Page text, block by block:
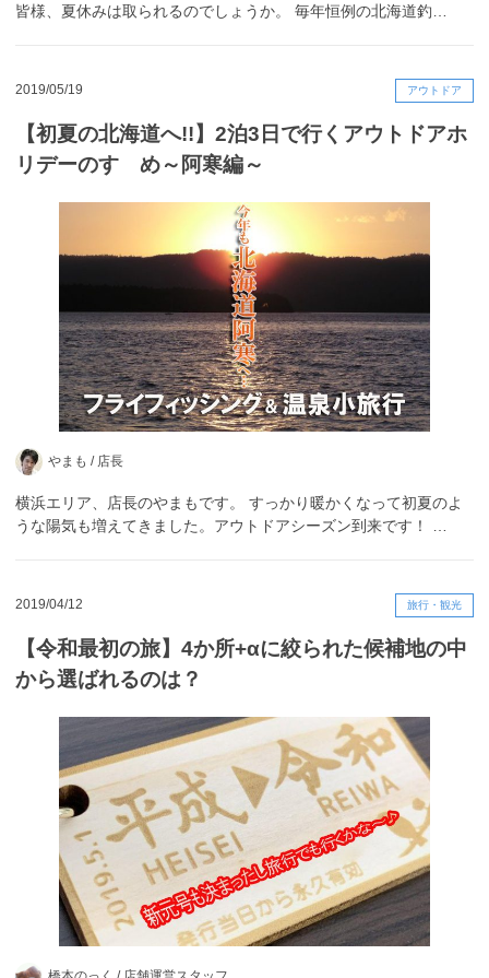
皆様、夏休みは取られるのでしょうか。 毎年恒例の北海道釣…
2019/05/19 アウトドア
【初夏の北海道へ!!】2泊3日で行くアウトドアホ
リデーのすゝめ～阿寒編～
やまも / 店長
横浜エリア、店長のやまもです。 すっかり暖かくなって初夏のよ
うな陽気も増えてきました。アウトドアシーズン到来です！ …
2019/04/12 旅行・観光
【令和最初の旅】4か所+αに絞られた候補地の中
から選ばれるのは？